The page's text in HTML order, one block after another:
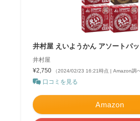
井村屋 えいようかん アソートパ
井村屋
¥2,750
（2024/02/23 16:21時点 | Amazon調べ
口コミを見る
Amazon